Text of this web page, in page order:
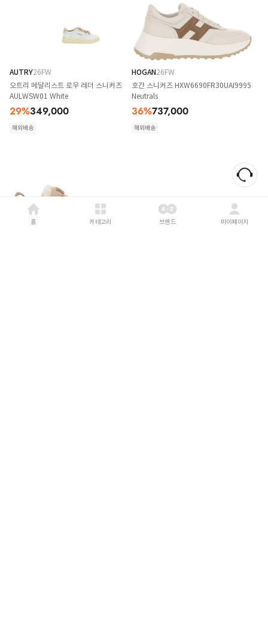
AUTRY26FW
오트리 메달리스트 로우 레더 스니커즈
AULWSW01 White
29%349,000
해외배송
HOGAN26FW
호간 스니커즈 HXW6690FR30UAI9995
Neutrals
36%737,000
해외배송
홈 카테고리 브랜드 마이페이지